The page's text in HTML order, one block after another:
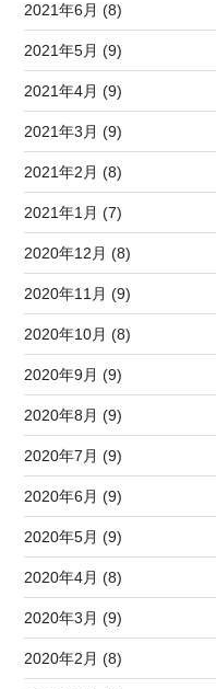
2021年6月 (8)
2021年5月 (9)
2021年4月 (9)
2021年3月 (9)
2021年2月 (8)
2021年1月 (7)
2020年12月 (8)
2020年11月 (9)
2020年10月 (8)
2020年9月 (9)
2020年8月 (9)
2020年7月 (9)
2020年6月 (9)
2020年5月 (9)
2020年4月 (8)
2020年3月 (9)
2020年2月 (8)